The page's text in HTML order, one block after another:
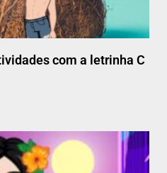
com a letrinha C